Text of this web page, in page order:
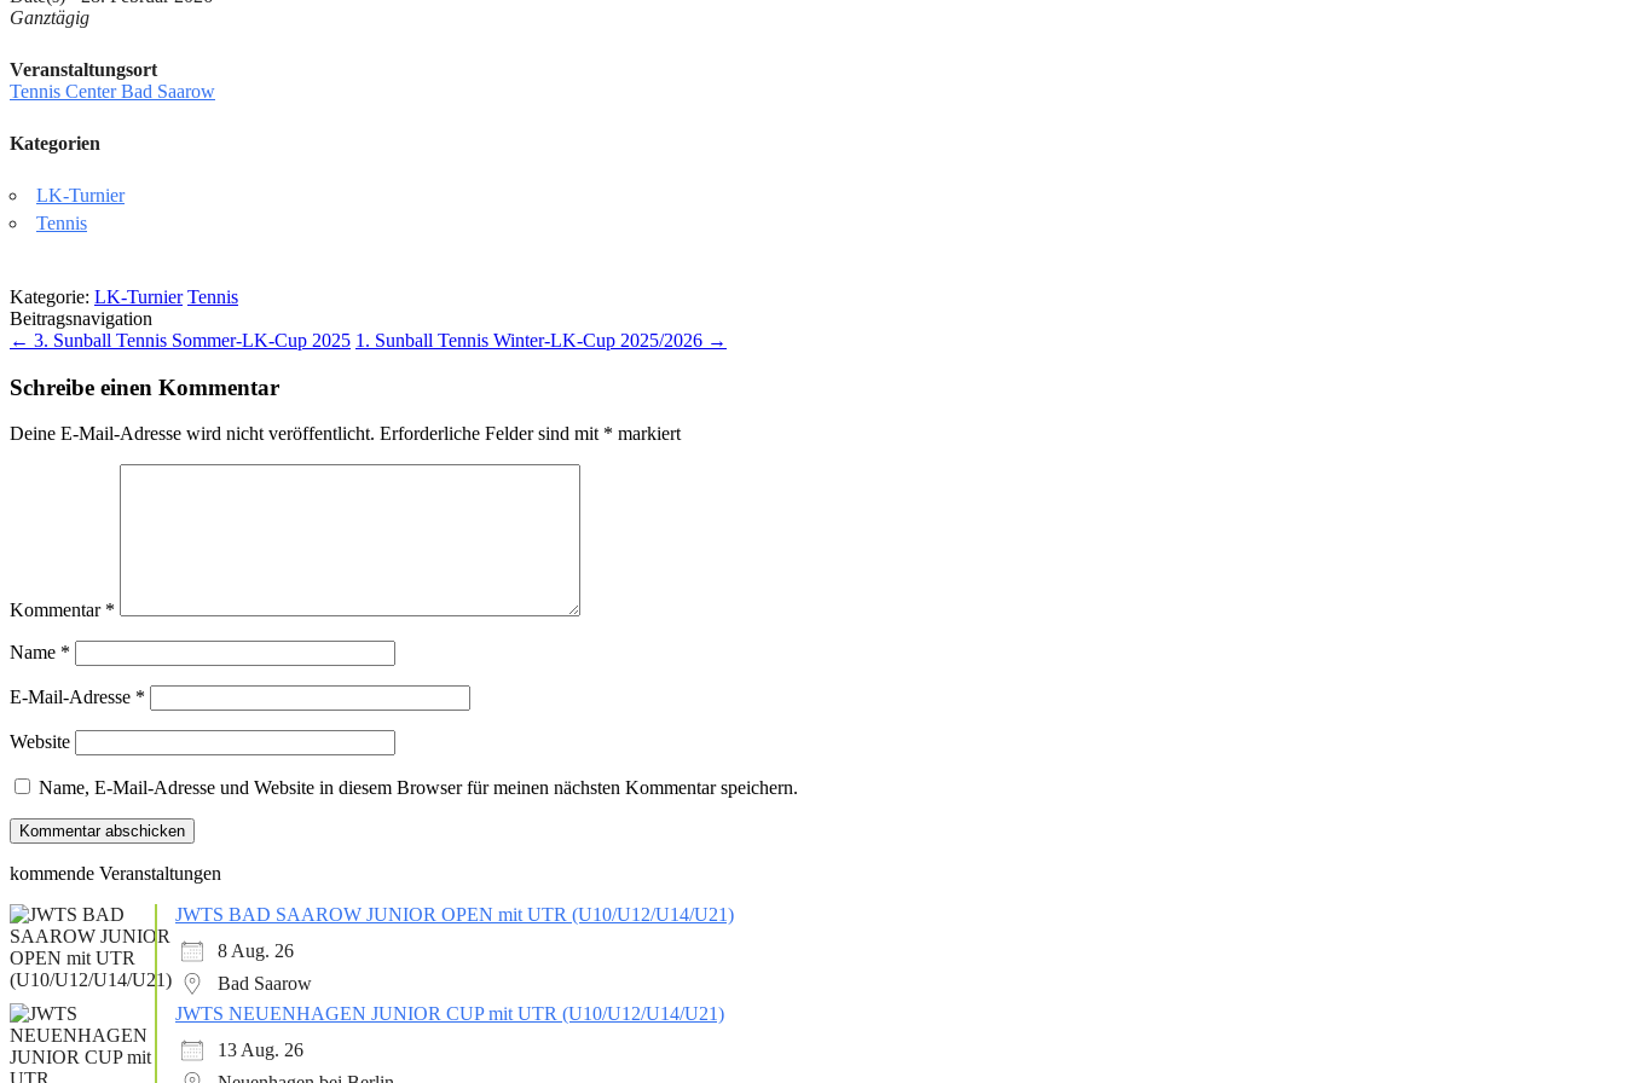
Ganztägig
Veranstaltungsort
Tennis Center Bad Saarow
Kategorien
LK-Turnier
Tennis
Kategorie: LK-Turnier Tennis
Beitragsnavigation
← 3. Sunball Tennis Sommer-LK-Cup 2025 1. Sunball Tennis Winter-LK-Cup 2025/2026 →
Schreibe einen Kommentar
Deine E-Mail-Adresse wird nicht veröffentlicht. Erforderliche Felder sind mit * markiert
Kommentar *
Name *
E-Mail-Adresse *
Website
Name, E-Mail-Adresse und Website in diesem Browser für meinen nächsten Kommentar speichern.
kommende Veranstaltungen
JWTS BAD SAAROW JUNIOR OPEN mit UTR (U10/U12/U14/U21)
8 Aug. 26
Bad Saarow
JWTS NEUENHAGEN JUNIOR CUP mit UTR (U10/U12/U14/U21)
13 Aug. 26